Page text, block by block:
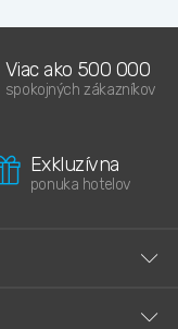
Viac ako 500 000
spokojných zákazníkov
Exkluzívna
ponuka hotelov